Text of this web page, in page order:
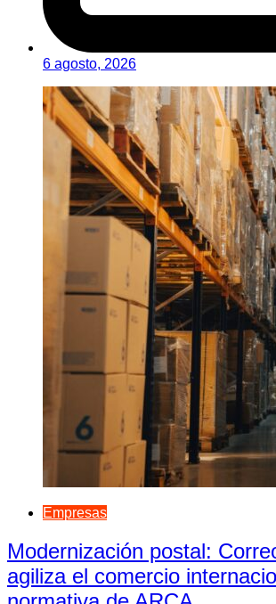
6 agosto, 2026
Empresas
Modernización postal:
agiliza el comercio